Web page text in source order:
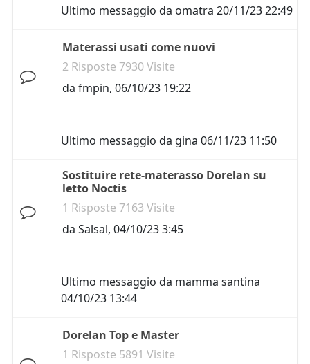
Ultimo messaggio da omatra 20/11/23 22:49
Materassi usati come nuovi
2 Risposte 7930 Visite
da fmpin, 06/10/23 19:22
Ultimo messaggio da gina 06/11/23 11:50
Sostituire rete-materasso Dorelan su
letto Noctis
1 Risposte 7163 Visite
da Salsal, 04/10/23 3:45
Ultimo messaggio da mamma santina
04/10/23 13:44
Dorelan Top e Master
1 Risposte 5891 Visite